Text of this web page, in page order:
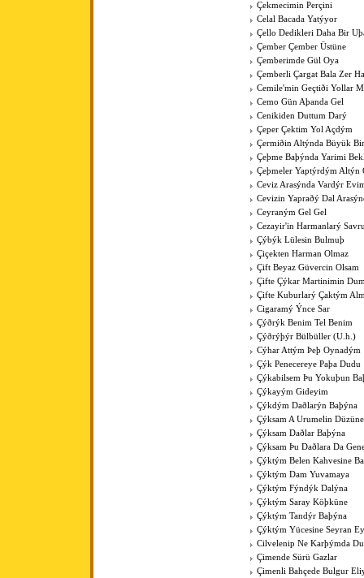
Çekmecimin Perçini
Celal Bacada Yatýyor
Çello Dedikleri Daha Bir
Çember Çember Üstüne
Çemberimde Gül Oya
Çemberli Çargat Bala Zer
Cemile'min Geçtiði Yollar
Cemo Gün Aþanda Gel
Cenikiden Duttum Darý
Çeper Çektim Yol Açdým
Çermiðin Altýnda Büyük
Çeþme Baþýnda Yarimi
Çeþmeler Yaptýrdým Altýn
Ceviz Arasýnda Vardýr
Cevizin Yapraðý Dal
Ceyraným Gel Gel
Cezayir'in Harmanlarý
Çýbýk Lülesin Bulmuþ
Çiçekten Harman Olmaz
Çift Beyaz Güvercin Olsam
Çifte Çýkar Martinimin
Çifte Kuburlarý Çaktým
Cigaramý Ýnce Sar
Çýðrýk Benim Tel Benim
Çýðrýþýr Bülbüller (U.h.)
Cýhar Attým Þeþ Oynadým
Çýk Penecereye Paþa Dudu
Çýkabilsem Þu Yokuþun
Çýkayým Gideyim
Çýkdým Daðlarýn Baþýna
Çýksam A Urumelin Düzüne
Çýksam Daðlar Baþýna
Çýksam Þu Daðlara Da
Çýktým Belen Kahvesine
Çýktým Dam Yuvamaya
Çýktým Fýndýk Dalýna
Çýktým Saray Köþküne
Çýktým Tandýr Baþýna
Çýktým Yücesine Seyran
Cilvelenip Ne Karþýmda
Çimende Sürü Gazlar
Çimenli Bahçede Bulgur